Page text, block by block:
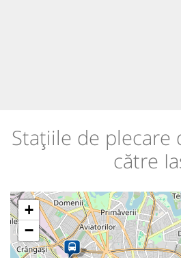
Stațiile de plecare
către
+
−